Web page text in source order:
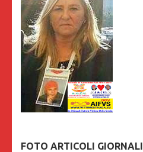
FOTO ARTICOLI GIORNALI